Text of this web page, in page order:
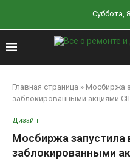
Суббота,
Главная страница » Мосбиржа
заблокированными акциями
Дизайн
Мосбиржа запустила
заблокированными